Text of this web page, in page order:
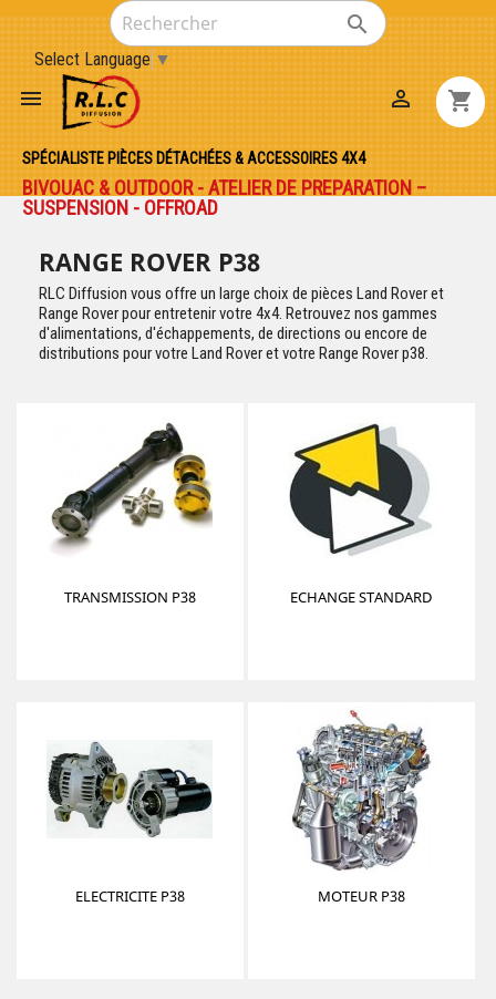

Select Language ▼
 shopping_cart

SPÉCIALISTE PIÈCES DÉTACHÉES & ACCESSOIRES 4X4
BIVOUAC & OUTDOOR - ATELIER DE PREPARATION –
SUSPENSION - OFFROAD
RANGE ROVER P38
RLC Diffusion vous offre un large choix de pièces Land Rover et
Range Rover pour entretenir votre 4x4. Retrouvez nos gammes
d'alimentations, d'échappements, de directions ou encore de
distributions pour votre Land Rover et votre Range Rover p38.
TRANSMISSION P38 ECHANGE STANDARD
ELECTRICITE P38 MOTEUR P38